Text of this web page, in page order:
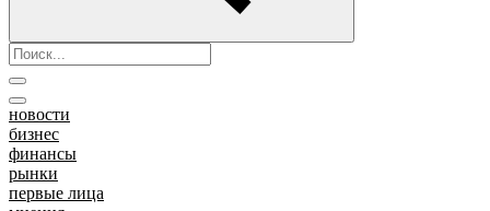
новости
бизнес
финансы
рынки
первые лица